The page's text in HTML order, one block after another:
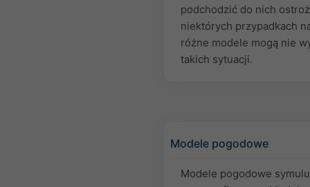
podchodzić do nich
niektórych przypadkach
różne modele mogą nie
takich sytuacji.
Modele pogodowe
Modele pogodowe